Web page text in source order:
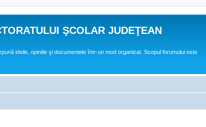
ŞCOLAR JUDEŢEAN
ideile, opiniile şi documentele într-un mod organizat. Scopul forumului este